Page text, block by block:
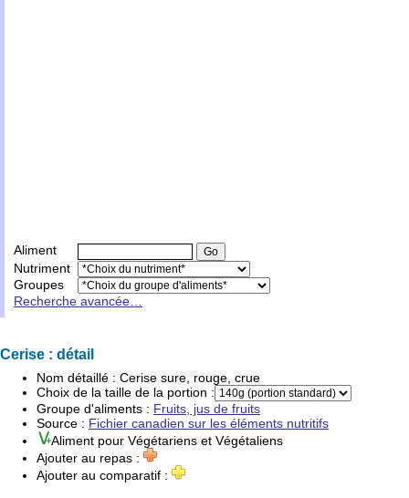
Aliment
Nutriment
Groupes
Recherche avancée…
Cerise : détail
Nom détaillé : Cerise sure, rouge, crue
Choix de la taille de la portion :
Groupe d'aliments : Fruits, jus de fruits
Source : Fichier canadien sur les éléments nutritifs
Aliment pour Végétariens et Végétaliens
Ajouter au repas :
Ajouter au comparatif :